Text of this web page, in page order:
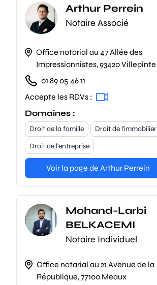
Arthur Perrein
Notaire Associé
Office notarial au 47 Allée des
Impressionnistes, 93420 Villepinte
01 89 05 46 11
Accepte les RDVs :
Domaines :
Droit de la famille
Droit de l'immobilier
Droit de l'entreprise
Voir la page de Arthur Perrein
Mohand-Larbi
BELKACEMI
Notaire Individuel
Office notarial au 21 Avenue de la
République, 77100 Meaux